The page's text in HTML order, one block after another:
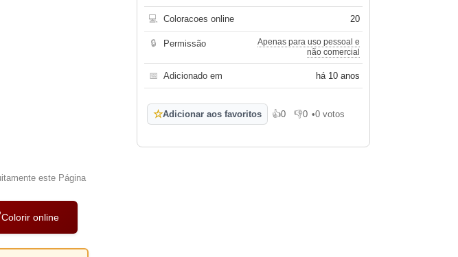
este Página
Colorir online
💻 Coloracoes online 20
🔒 Permissão
Apenas para uso pessoal e
não comercial
📅 Adicionado em há 10 anos
☆Adicionar aos favoritos 👍0
Gosto 👎0
Não gosto
•0 votos